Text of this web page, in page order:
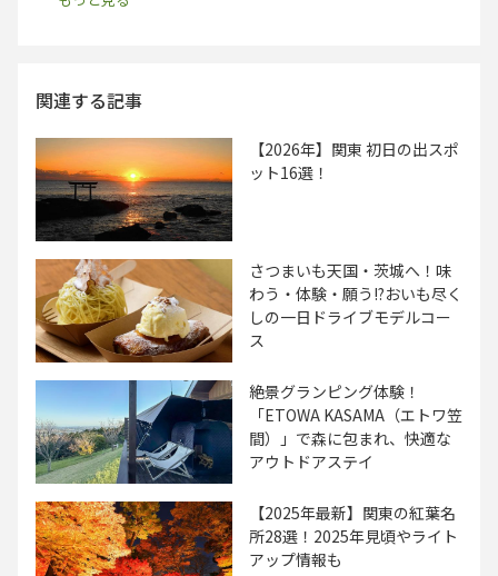
関連する記事
【2026年】関東 初日の出スポ
ット16選！
さつまいも天国・茨城へ！味
わう・体験・願う!?おいも尽く
しの一日ドライブモデルコー
ス
絶景グランピング体験！
「ETOWA KASAMA（エトワ笠
間）」で森に包まれ、快適な
アウトドアステイ
【2025年最新】関東の紅葉名
所28選！2025年見頃やライト
アップ情報も